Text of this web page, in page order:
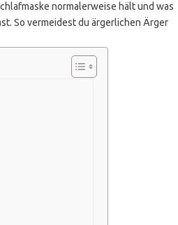
normalerweise hält und was
So vermeidest du ärgerlichen Ärger